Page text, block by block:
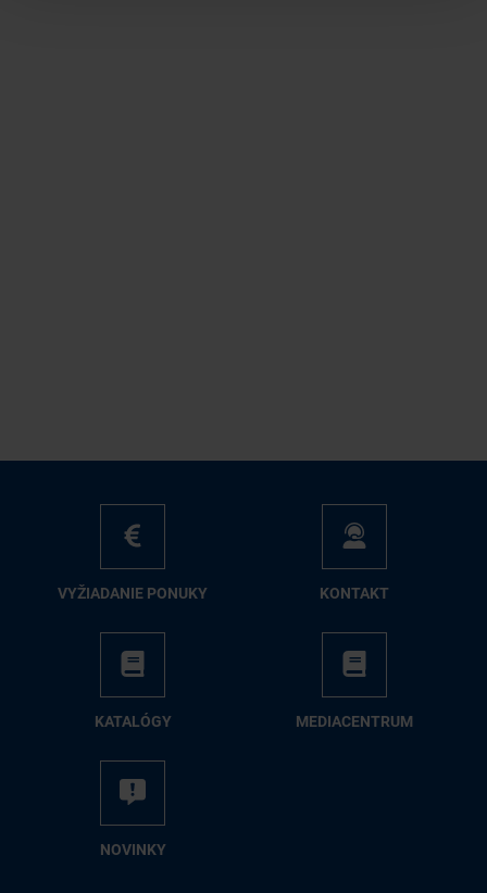
VY­ŽIA­DA­NIE PO­NU­KY KON­TAKT
KA­TA­LÓ­GY ME­DIA­CEN­TRUM
NO­VIN­KY